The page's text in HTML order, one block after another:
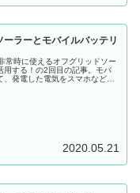
ラーとモバイルバッテリ
常時に使えるオフグリッドソー
用する！の2回目の記事。モバ
発電した電気をスマホなどの
2020.05.21